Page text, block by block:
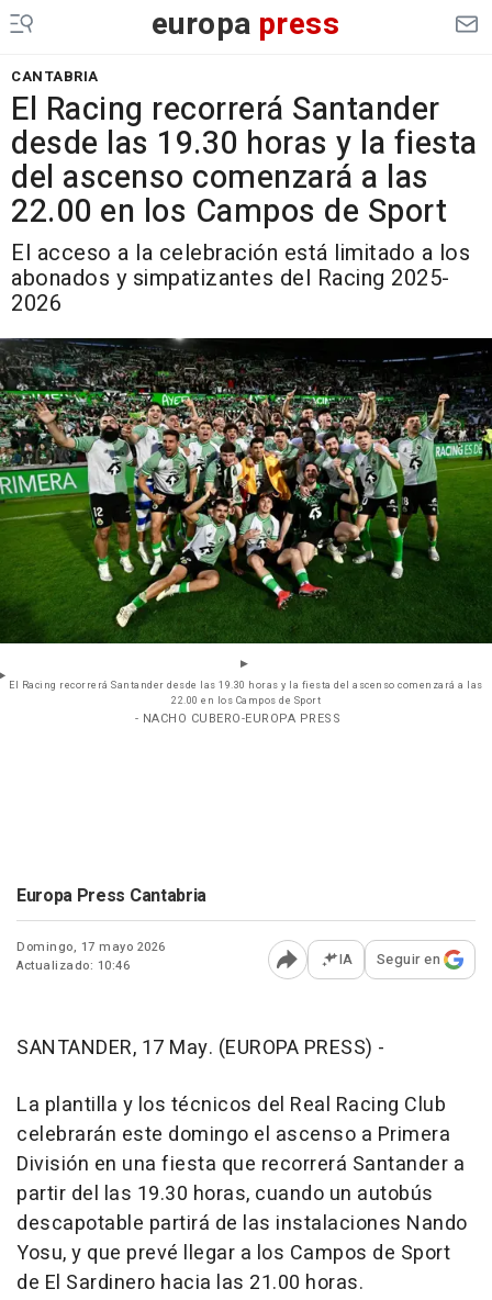
europa press
CANTABRIA
El Racing recorrerá Santander
desde las 19.30 horas y la fiesta
del ascenso comenzará a las
22.00 en los Campos de Sport
El acceso a la celebración está limitado a los
abonados y simpatizantes del Racing 2025-
2026
El Racing recorrerá Santander desde las 19.30 horas y la fiesta del ascenso comenzará a las
22.00 en los Campos de Sport
- NACHO CUBERO-EUROPA PRESS
Europa Press Cantabria
Domingo, 17 mayo 2026
Actualizado: 10:46
Abrir opciones para
IA Seguir en
SANTANDER, 17 May. (EUROPA PRESS) -
La plantilla y los técnicos del Real Racing Club
celebrarán este domingo el ascenso a Primera
División en una fiesta que recorrerá Santander a
partir del las 19.30 horas, cuando un autobús
descapotable partirá de las instalaciones Nando
Yosu, y que prevé llegar a los Campos de Sport
de El Sardinero hacia las 21.00 horas.